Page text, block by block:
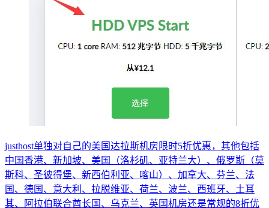
justhost单独对自己的美国达拉斯机房限时5折优惠，其他包括
中国香港、新加坡、美国（洛杉矶、亚特兰大）、俄罗斯（莫
斯科、圣彼得堡、新西伯利亚、喀山）、加拿大、芬兰、法
国、德国、意大利、拉脱维亚、荷兰、波兰、西班牙、土耳
其、阿拉伯联合酋长国、乌克兰、英国机房还是常规的8折优